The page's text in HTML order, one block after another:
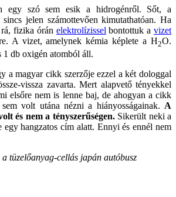
egy szó sem esik a hidrogénről. Sőt, a
jelen számottevően kimutathatóan. Ha
fizika órán elektrolízissel bontottuk avizet
A vizet, amelynek kémia képlete a H2O.
1 db oxigén atomból áll.
a magyar cikk szerzője ezzel a két dologgal
vissza zavarta. Mert alapvető tényekkel
elsőre nem is lenne baj, de ahogyan a cikk
volt utána nézni a hiányosságainak. A
és nem a tényszerűségen.Sikerült neki a
egy hangzatos cím alatt. Ennyi és ennél nem
a tüzelőanyag-cellás japán autóbusz